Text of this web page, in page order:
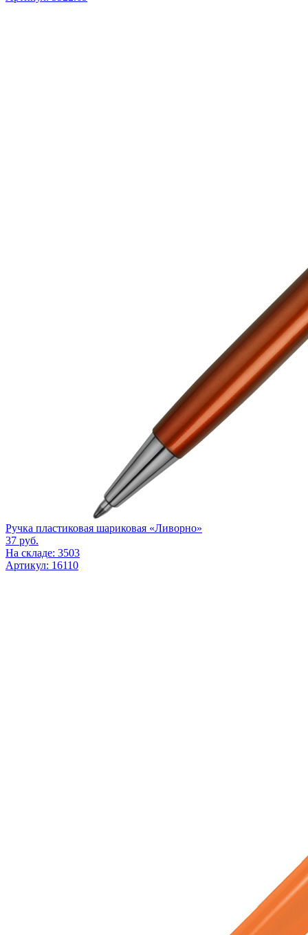
Ручка пластиковая шариковая «Ливорно»
37 руб.
На складе: 3503
Артикул: 16110